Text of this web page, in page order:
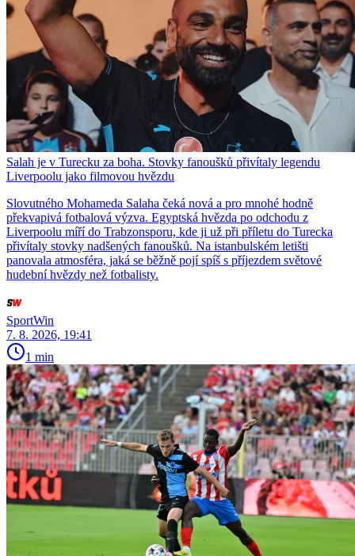
Salah je v Turecku za boha. Stovky fanoušků přivítaly legendu
Liverpoolu jako filmovou hvězdu
Slovutného Mohameda Salaha čeká nová a pro mnohé hodně
překvapivá fotbalová výzva. Egyptská hvězda po odchodu z
Liverpoolu míří do Trabzonsporu, kde ji už při příletu do Turecka
přivítaly stovky nadšených fanoušků. Na istanbulském letišti
panovala atmosféra, jaká se běžně pojí spíš s příjezdem světové
hudební hvězdy než fotbalisty.
SportWin
7. 8. 2026, 19:41
1 min